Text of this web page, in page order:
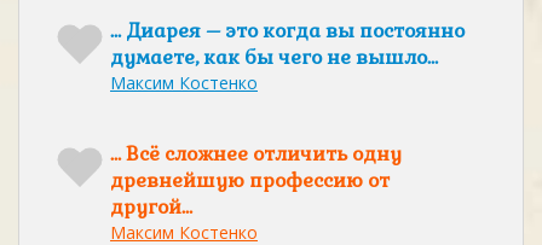
… Диарея – это когда вы постоянно
думаете, как бы чего не вышло…
Максим Костенко
… Всё сложнее отличить одну
древнейшую профессию от
другой…
Максим Костенко